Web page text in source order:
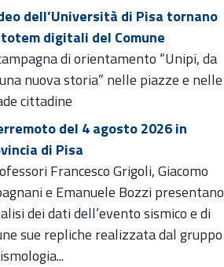
dell’Università di Pisa tornano
digitali del Comune
di orientamento “Unipi, da
nuova storia” nelle piazze e nelle
cittadine
del 4 agosto 2026 in
di Pisa
Francesco Grigoli, Giacomo
e Emanuele Bozzi presentano
dei dati dell’evento sismico e di
sue repliche realizzata dal gruppo